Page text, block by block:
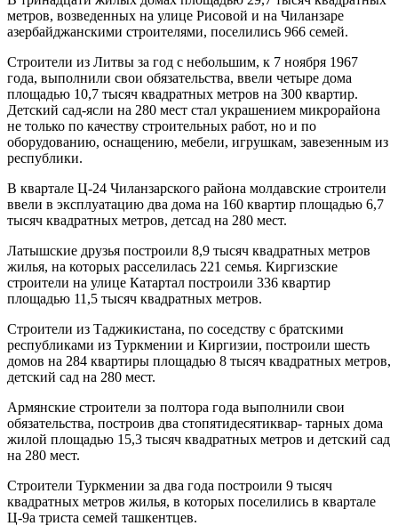
метров, возведенных на улице Рисовой и на Чиланзаре
азербайджанскими строителями, посели­лись 966 семей.
Строители из Литвы за год с небольшим, к 7 нояб­ря 1967
года, выполнили свои обязательства, ввели че­тыре дома
площадью 10,7 тысяч квадратных метров на 300 квартир.
Детский сад-ясли на 280 мест стал укра­шением микрорайона
не только по качеству строи­тельных работ, но и по
оборудованию, оснащению, мебели, игрушкам, завезенным из
республики.
В квартале Ц-24 Чиланзарского района молдавские строители
ввели в эксплуатацию два дома на 160 квар­тир площадью 6,7
тысяч квадратных метров, детсад на 280 мест.
Латышские друзья построили 8,9 тысяч квадратных метров
жилья, на которых расселилась 221 семья. Кир­гизские
строители на улице Катартал построили 336 квартир
площадью 11,5 тысяч квадратных метров.
Строители из Таджикистана, по соседству с брат­скими
республиками из Туркмении и Киргизии, по­строили шесть
домов на 284 квартиры площадью 8 тысяч квадратных метров,
детский сад на 280 мест.
Армянские строители за полтора года выполнили свои
обязательства, построив два стопятидесятиквар- тарных дома
жилой площадью 15,3 тысяч квадратных метров и детский сад
на 280 мест.
Строители Туркмении за два года построили 9 ты­сяч
квадратных метров жилья, в которых поселились в квартале
Ц-9а триста семей ташкентцев.